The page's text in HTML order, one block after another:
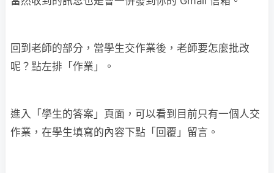
回到老師的部分，當學生交作業後，老師要怎麼批改
呢？點左排「作業」。
進入「學生的答案」頁面，可以看到目前只有一個人交
作業，在學生填寫的內容下點「回覆」留言。